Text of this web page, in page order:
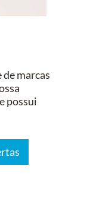
marcas
possui